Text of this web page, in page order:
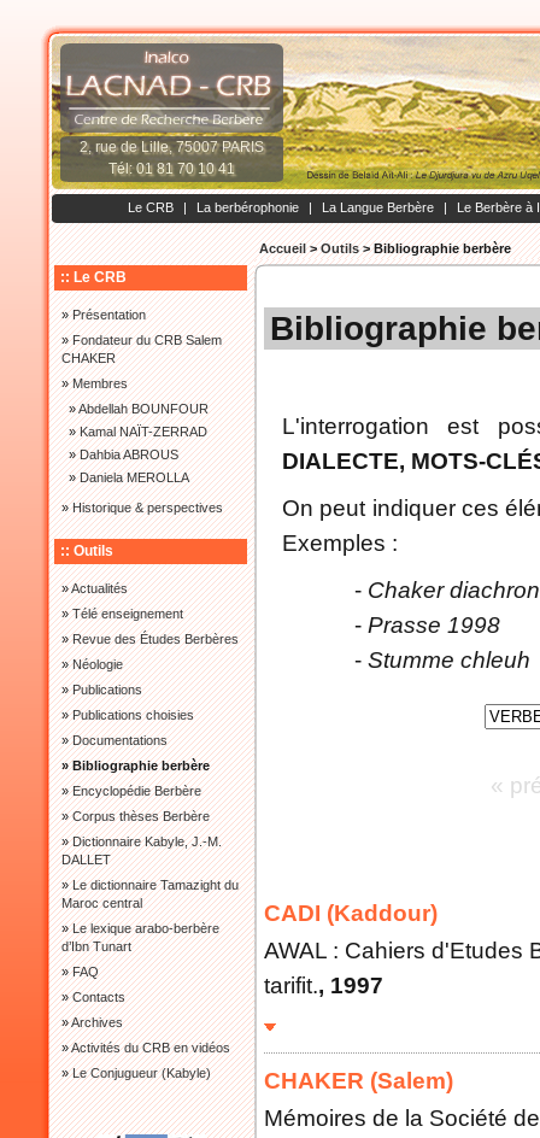
2, rue de Lille, 75007 PARIS
Tél: 01 81 70 10 41
Le CRB | La berbérophonie | La Langue Berbère | Le Berbère à
Accueil>Outils>Bibliographie berbère
:: Le CRB
»Présentation
»Fondateur du CRB Salem
CHAKER
»Membres
»Abdellah BOUNFOUR
»Kamal NAÏT-ZERRAD
»Dahbia ABROUS
»Daniela MEROLLA
»Historique & perspectives
:: Outils
»Actualités
»Télé enseignement
»Revue des Études Berbères
»Néologie
»Publications
»Publications choisies
»Documentations
» Bibliographie berbère
»Encyclopédie Berbère
»Corpus thèses Berbère
»Dictionnaire Kabyle, J.-M.
DALLET
»Le dictionnaire Tamazight du
Maroc central
»Le lexique arabo-berbère
d’Ibn Tunart
»FAQ
»Contacts
»Archives
»Activités du CRB en vidéos
»Le Conjugueur (Kabyle)
Bibliographie
L'interrogation est
DIALECTE, MOTS-
On peut indiquer ces
Exemples :
- Chaker
- Prasse 1998
- Stumme chleuh
«
CADI (Kaddour)
AWAL : Cahiers d'Etudes
tarifit., 1997
CHAKER (Salem)
Mémoires de la Société